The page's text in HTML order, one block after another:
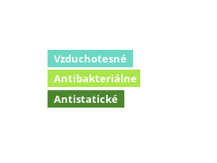
Vzduchotesné
Antibakteriálne
Antistatické